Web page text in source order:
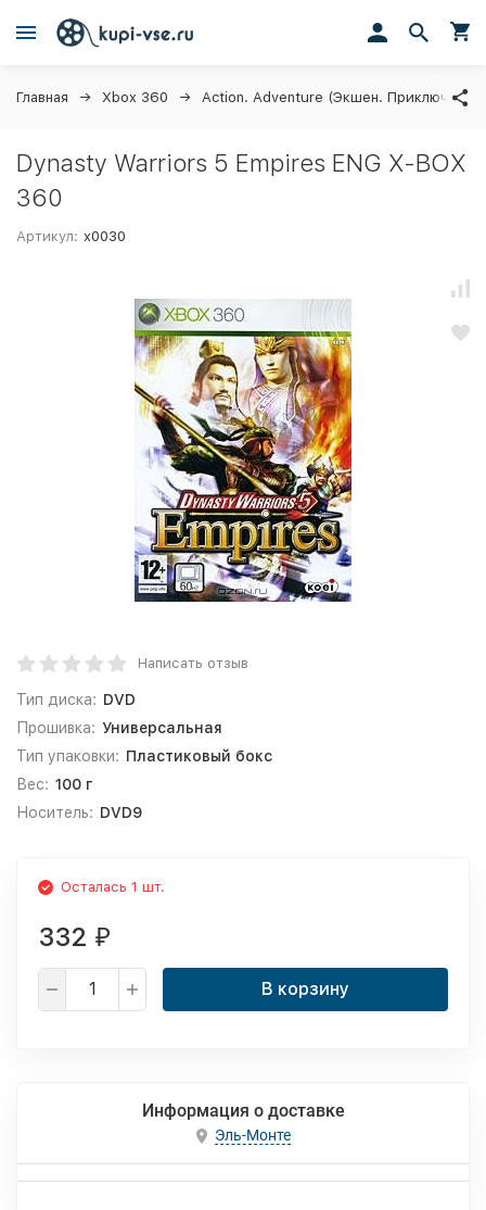
Главная Xbox 360 Action. Adventure (Экшен. Приключения)
Dynasty Warriors 5 Empires ENG X-BOX
360
Артикул: x0030
Написать отзыв
Тип диска: DVD
Прошивка: Универсальная
Тип упаковки: Пластиковый бокс
Вес: 100 г
Носитель: DVD9
Осталась 1 шт.
332 ₽
В корзину
Информация о доставке
Эль-Монте